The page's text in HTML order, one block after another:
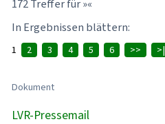
172 Treffer für »«
In Ergebnissen blättern:
1 2 3 4 5 6 >> >|
Dokument
LVR-Pressemail